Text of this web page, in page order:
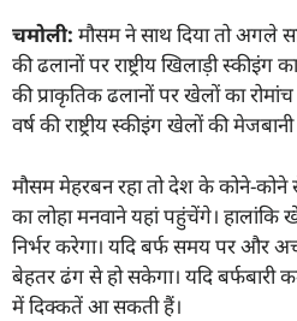
चमोली: मौसम ने साथ दिया तो अगले
की ढलानों पर राष्ट्रीय खिलाड़ी
की प्राकृतिक ढलानों पर खेलों का
वर्ष की राष्ट्रीय स्कीइंग खेलों की
मौसम मेहरबन रहा तो देश के कोने-कोने
का लोहा मनवाने यहां पहुंचेंगे। हालांकि
निर्भर करेगा। यदि बर्फ समय पर और
बेहतर ढंग से हो सकेगा। यदि
में दिक्कतें आ सकती हैं।